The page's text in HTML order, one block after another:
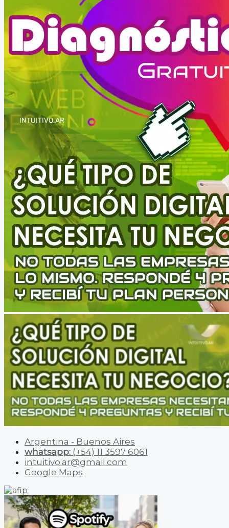
Argentina - Buenos Aires
whatsapp: (+54) 11 3597 6061
intuitivo.ar@gmail.com
Google Maps